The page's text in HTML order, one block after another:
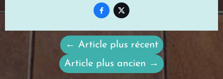
 
← Article plus récent
Article plus ancien →